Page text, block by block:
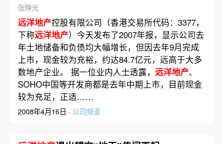
张映光
远洋地产控股有限公司（香港交易所代码：3377，
下称远洋地产）今天发布了2007年报，显示公司去
年土地储备和负债均大幅增长，但因去年9月完成
上市，现金较为充裕，约达84.7亿元，远高于大多
数地产企业。 据一位业内人士透露， 远洋地产、
SOHO中国等开发商都是去年中期上市，目前现金
较为充足，正适……
2008年4月16日 · 公司频道